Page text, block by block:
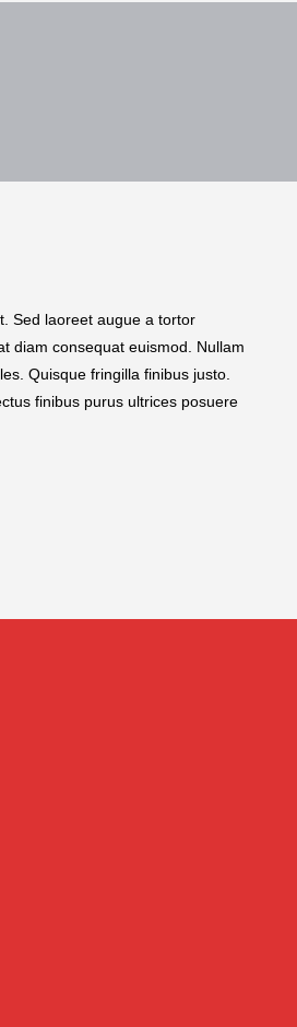
Sed laoreet augue a tortor
diam consequat euismod. Nullam
Quisque fringilla finibus justo.
finibus purus ultrices posuere